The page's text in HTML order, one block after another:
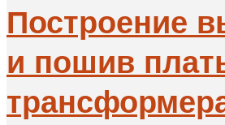
Построение
и пошив